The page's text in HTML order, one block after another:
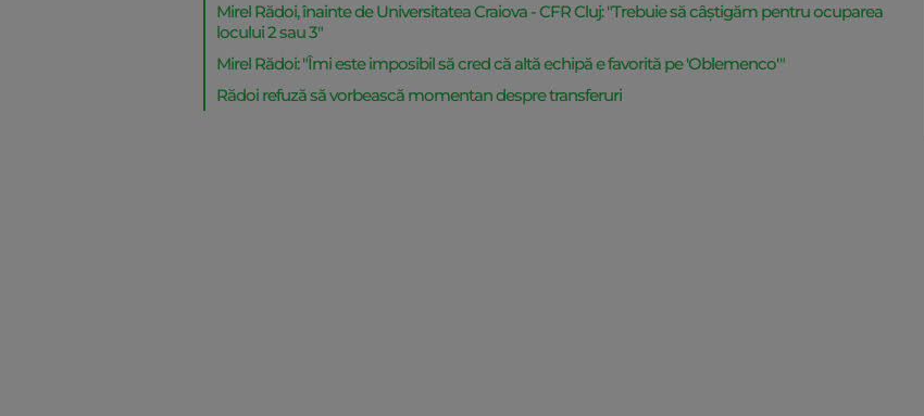
Mirel Rădoi, înainte de Universitatea Craiova - CFR Cluj: "Trebuie să câștigăm pentru ocuparea
locului 2 sau 3"
Mirel Rădoi: "Îmi este imposibil să cred că altă echipă e favorită pe 'Oblemenco'"
Rădoi refuză să vorbească momentan despre transferuri